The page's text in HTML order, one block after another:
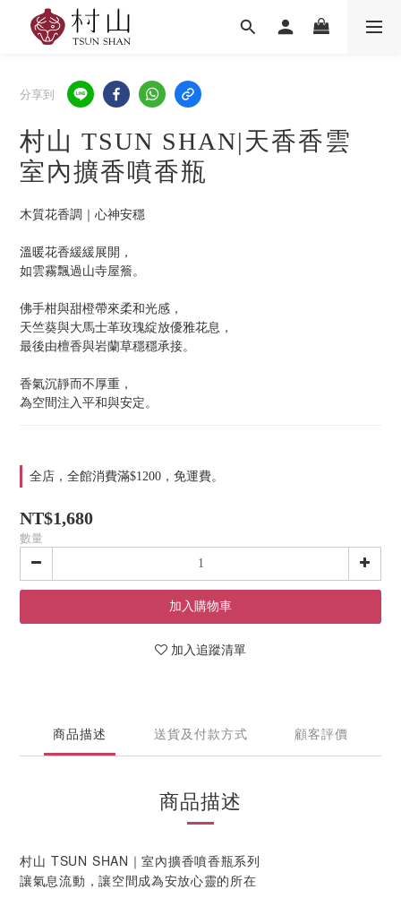
分享到
村山 TSUN SHAN|天香香雲
室內擴香噴香瓶
木質花香調｜心神安穩
溫暖花香緩緩展開，
如雲霧飄過山寺屋簷。
佛手柑與甜橙帶來柔和光感，
天竺葵與大馬士革玫瑰綻放優雅花息，
最後由檀香與岩蘭草穩穩承接。
香氣沉靜而不厚重，
為空間注入平和與安定。
全店，全館消費滿$1200，免運費。
NT$1,680
數量
加入購物車
加入追蹤清單
商品描述 送貨及付款方式 顧客評價
商品描述
村山 TSUN SHAN｜室內擴香噴香瓶系列
讓氣息流動，讓空間成為安放心靈的所在